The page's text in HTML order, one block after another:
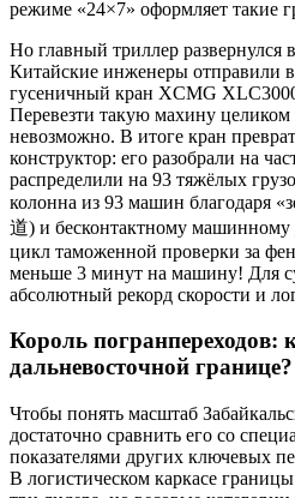
режиме «24×7» оформляет такие
Но главный триллер развернулся
Китайские инженеры отправили
гусеничный кран XCMG
Перевезти такую махину
невозможно. В итоге кран
конструктор: его разобрали на
распределили на 93 тяжёлых
колонна из 93 машин благодаря
道) и бесконтактному
цикл таможенной проверки за
меньше 3 минут на машину! Для
абсолютный рекорд скорости и
Король погранпереходов:
дальневосточной границе?
Чтобы понять масштаб
достаточно сравнить его со
показателями других ключевых
В логистическом каркасе